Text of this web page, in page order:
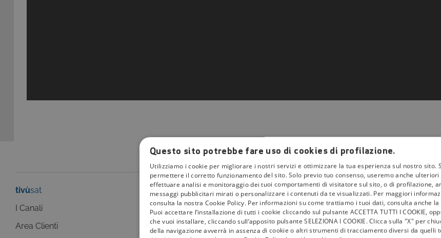
tivùsat
I Canali
Area Clienti
tivùla guida
I programmi
I canali
lativù
I Bollini
Info & News
Questo sito potrebbe fare uso di cookies di profilazione.
Utilizziamo i cookie per migliorare i nostri servizi e ottimizzare la tua esperienza sul nostro sito.
permettere il corretto funzionamento del sito. Solo previo tuo consenso, useremo anche
effettuare analisi e monitoraggio dei tuoi comportamenti di visitatore sul sito, o di profilazione,
messaggi pubblicitari mirati o personalizzare i contenuti da te visualizzati. Per maggiori
consulta la nostra Cookie Policy. Per informazioni su come trattiamo i tuoi dati, consulta anche la
Puoi accettare l’installazione di tutti i cookie cliccando sul pulsante ACCETTA TUTTI I COOKIE,
che vuoi installare, cliccando sull’apposito pulsante SELEZIONA I COOKIE. Clicca sulla "X" per
della navigazione avverrà in assenza di cookie o altri strumenti di tracciamento diversi da quelli